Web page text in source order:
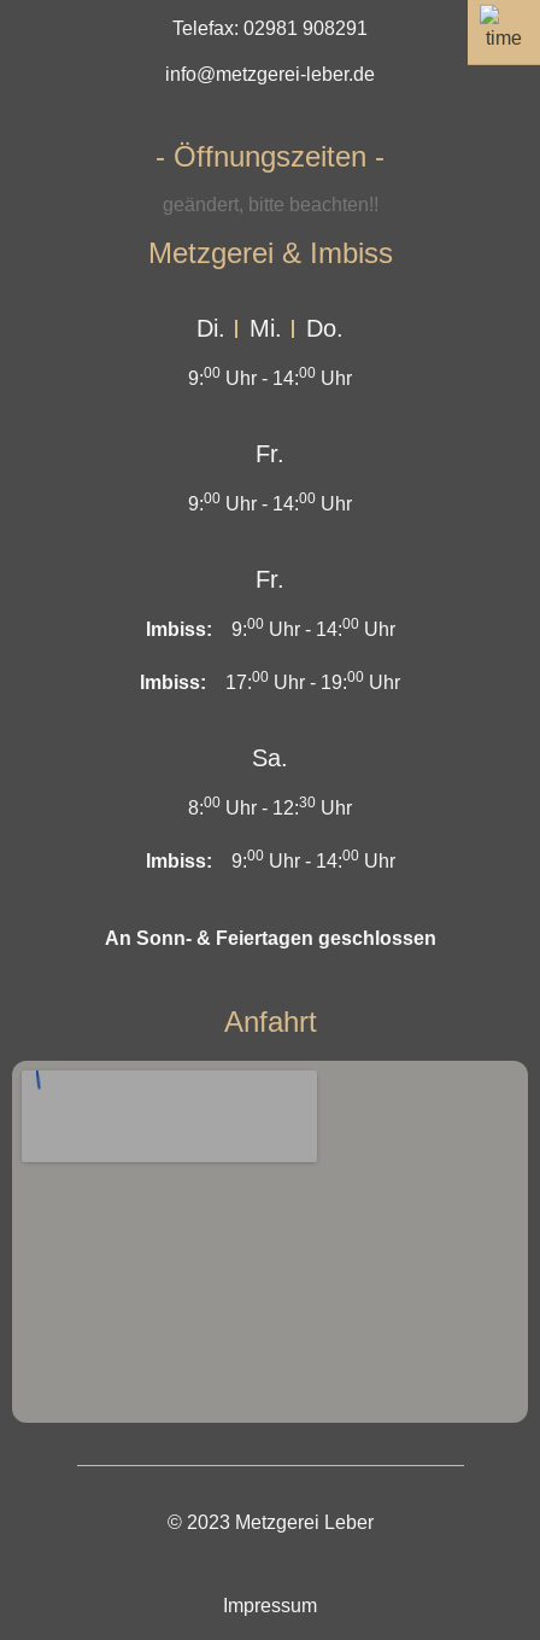
Telefax: 02981 908291
info@metzgerei-leber.de
- Öffnungszeiten -
geändert, bitte beachten!!
Metzgerei & Imbiss
Di. Mi. Do.
9:00 Uhr - 14:00 Uhr
Fr.
9:00 Uhr - 14:00 Uhr
Fr.
Imbiss: 9:00Uhr - 14:00Uhr
Imbiss: 17:00 Uhr - 19:00 Uhr
Sa.
8:00 Uhr - 12:30 Uhr
Imbiss: 9:00Uhr - 14:00Uhr
An Sonn- & Feiertagen geschlossen
Anfahrt
© 2023 Metzgerei Leber
Impressum